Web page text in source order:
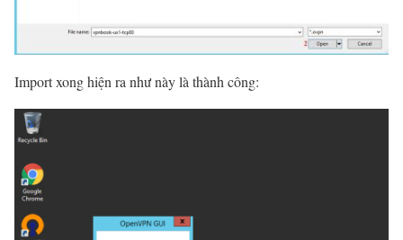
Import xong hiện ra như này là thành công: